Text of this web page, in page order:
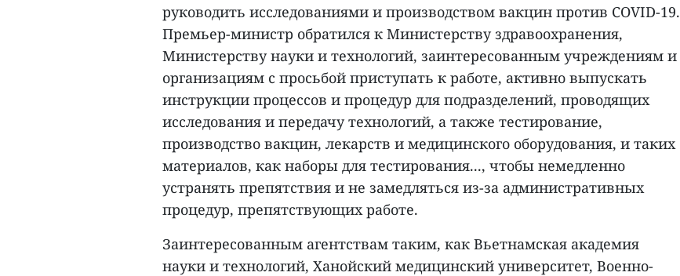
руководить исследованиями и производством вакцин против COVID-19.
Премьер-министр обратился к Министерству здравоохранения,
Министерству науки и технологий, заинтересованным учреждениям и
организациям с просьбой приступать к работе, активно выпускать
инструкции процессов и процедур для подразделений, проводящих
исследования и передачу технологий, а также тестирование,
производство вакцин, лекарств и медицинского оборудования, и таких
материалов, как наборы для тестирования..., чтобы немедленно
устранять препятствия и не замедляться из-за административных
процедур, препятствующих работе.
Заинтересованным агентствам таким, как Вьетнамская академия
науки и технологий, Ханойский медицинский университет, Военно-